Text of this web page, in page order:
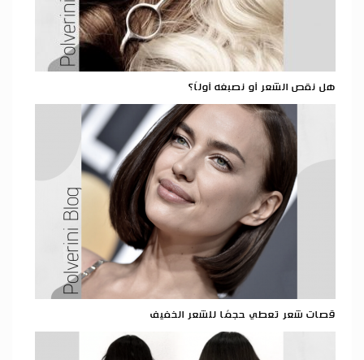
هل نقص الشعر أو نصبغه أولاً؟
قصات شعر تعطي حجمًا للشعر الخفيف